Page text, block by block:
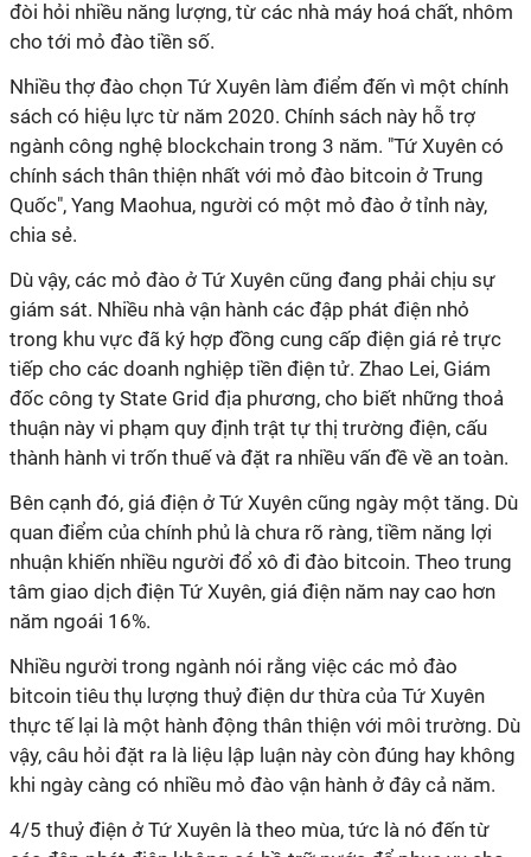
đòi hỏi nhiều năng lượng, từ các nhà máy hoá chất, nhôm
cho tới mỏ đào tiền số.
Nhiều thợ đào chọn Tứ Xuyên làm điểm đến vì một chính
sách có hiệu lực từ năm 2020. Chính sách này hỗ trợ
ngành công nghệ blockchain trong 3 năm. "Tứ Xuyên có
chính sách thân thiện nhất với mỏ đào bitcoin ở Trung
Quốc", Yang Maohua, người có một mỏ đào ở tỉnh này,
chia sẻ.
Dù vậy, các mỏ đào ở Tứ Xuyên cũng đang phải chịu sự
giám sát. Nhiều nhà vận hành các đập phát điện nhỏ
trong khu vực đã ký hợp đồng cung cấp điện giá rẻ trực
tiếp cho các doanh nghiệp tiền điện tử. Zhao Lei, Giám
đốc công ty State Grid địa phương, cho biết những thoả
thuận này vi phạm quy định trật tự thị trường điện, cấu
thành hành vi trốn thuế và đặt ra nhiều vấn đề về an toàn.
Bên cạnh đó, giá điện ở Tứ Xuyên cũng ngày một tăng. Dù
quan điểm của chính phủ là chưa rõ ràng, tiềm năng lợi
nhuận khiến nhiều người đổ xô đi đào bitcoin. Theo trung
tâm giao dịch điện Tứ Xuyên, giá điện năm nay cao hơn
năm ngoái 16%.
Nhiều người trong ngành nói rằng việc các mỏ đào
bitcoin tiêu thụ lượng thuỷ điện dư thừa của Tứ Xuyên
thực tế lại là một hành động thân thiện với môi trường. Dù
vậy, câu hỏi đặt ra là liệu lập luận này còn đúng hay không
khi ngày càng có nhiều mỏ đào vận hành ở đây cả năm.
4/5 thuỷ điện ở Tứ Xuyên là theo mùa, tức là nó đến từ